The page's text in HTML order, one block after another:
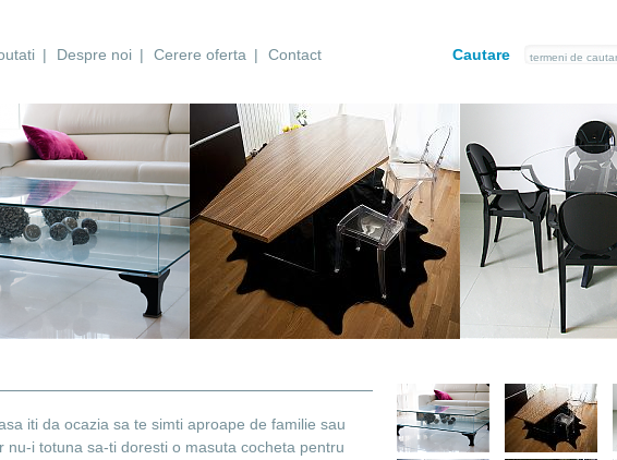
| Despre noi | Cerere oferta | Contact Cautare
iti da ocazia sa te simti aproape de familie sau
nu-i totuna sa-ti doresti o masuta cocheta pentru